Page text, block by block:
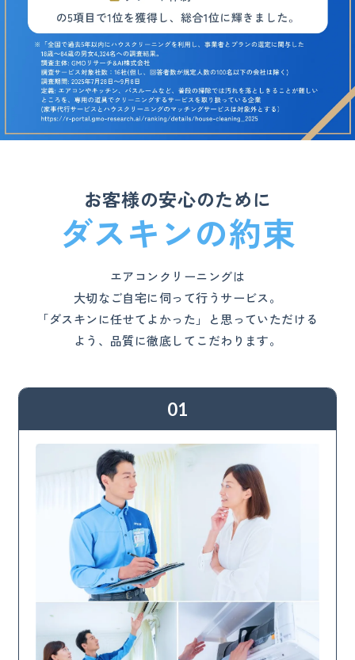
お客様の安心のために
ダスキンの約束
エアコンクリーニングは
大切なご自宅に伺って行うサービス。
「ダスキンに任せてよかった」と思っていただける
よう、品質に徹底してこだわります。
01